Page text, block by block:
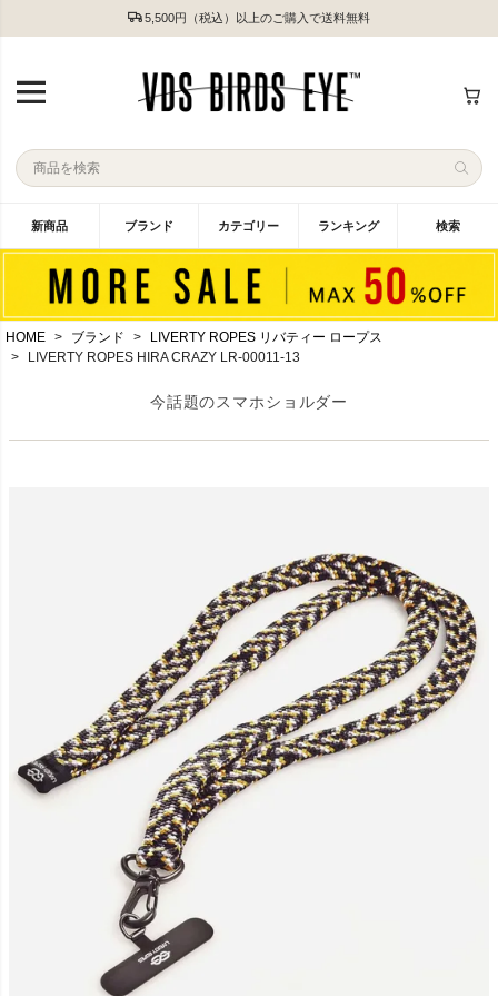
5,500円（税込）以上のご購入で送料無料
新商品 ブランド カテゴリー ランキング 検索
HOME ブランド
LIVERTY ROPES リバティー ロープス
LIVERTY ROPES HIRA CRAZY LR-00011-13
今話題のスマホショルダー